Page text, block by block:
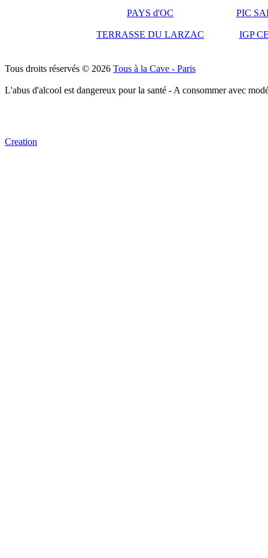
PAYS d'OC PIC
TERRASSE DU LARZAC IGP
Tous droits réservés © 2026 Tous à la Cave - Paris
L'abus d'alcool est dangereux pour la santé - A consommer avec
Creation